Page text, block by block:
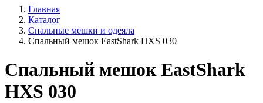
Главная
Каталог
Спальные мешки и одеяла
Спальный мешок EastShark HXS 030
Спальный мешок EastShark
HXS 030